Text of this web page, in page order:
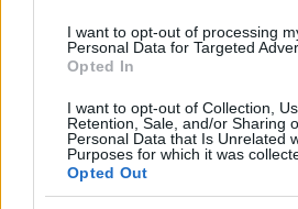
I want to opt-out of processing
Personal Data for Targeted
Opted In
I want to opt-out of Collection,
Retention, Sale, and/or Sharing
Personal Data that Is Unrelated
Purposes for which it was
Opted Out
AJÁNLJUK MÉG
Országos hírek